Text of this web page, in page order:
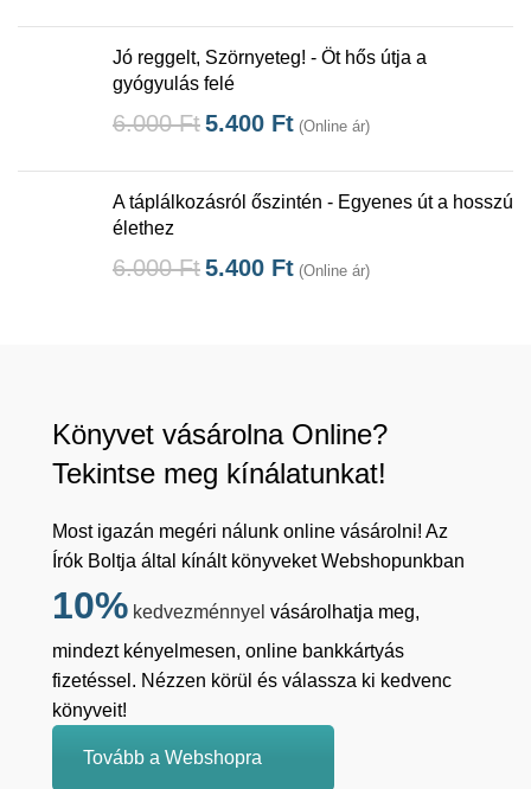
Jó reggelt, Szörnyeteg! - Öt hős útja a
gyógyulás felé
6.000Ft5.400 Ft (Online ár)
A táplálkozásról őszintén - Egyenes út a hosszú
élethez
6.000Ft5.400 Ft (Online ár)
Könyvet vásárolna Online?
Tekintse meg kínálatunkat!
Most igazán megéri nálunk online vásárolni! Az
Írók Boltja által kínált könyveket Webshopunkban
10% kedvezménnyel vásárolhatja meg,
mindezt kényelmesen, online bankkártyás
fizetéssel. Nézzen körül és válassza ki kedvenc
könyveit!
Tovább a Webshopra